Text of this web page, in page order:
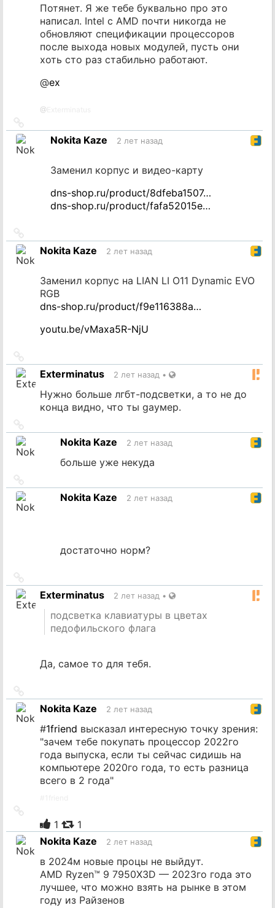
Потянет. Я же тебе буквально про это
написал. Intel с AMD почти никогда не
обновляют спецификации процессоров
после выхода новых модулей, пусть они
хоть сто раз стабильно работают.
@ex
@
на
источникNokita Kaze 2 лет назад
Заменил корпус и видео-карту
dns-shop.ru/product/8dfeba1507…
dns-shop.ru/product/fafa52015e…
на
источник
Nokita Kaze 2 лет назад
Заменил корпус на LIAN LI O11 Dynamic EVO
RGB
dns-shop.ru/product/f9e116388a…
youtu.be/vMaxa5R-NjU
на
источник
Exterminatus 2 лет назад •
Нужно больше лгбт-подсветки, а то не до
конца видно, что ты gayмер.
на
источникNokita Kaze 2 лет назад
больше уже некуда
на
источникNokita Kaze 2 лет назад
достаточно норм?
на
источник
Exterminatus 2 лет назад •
подсветка клавиатуры в цветах
педофильского флага
Да, самое то для тебя.
на
источник
Nokita Kaze 2 лет назад
#1friend высказал интересную точку зрения:
"зачем тебе покупать процессор 2022го
года выпуска, если ты сейчас сидишь на
компьютере 2020го года, то есть разница
всего в 2 года"
источник
1
1
Nokita Kaze
2 лет назад
в 2024м новые процы не выйдут.
AMD Ryzen™ 9 7950X3D — 2023го года это
лучшее, что можно взять на рынке в этом
году из Райзенов